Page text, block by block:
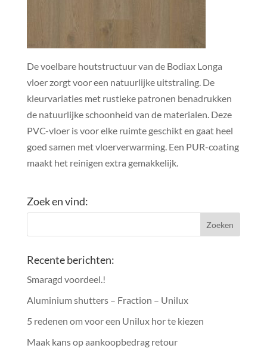
De voelbare houtstructuur van de Bodiax Longa
vloer zorgt voor een natuurlijke uitstraling. De
kleurvariaties met rustieke patronen benadrukken
de natuurlijke schoonheid van de materialen. Deze
PVC-vloer is voor elke ruimte geschikt en gaat heel
goed samen met vloerverwarming. Een PUR-coating
maakt het reinigen extra gemakkelijk.
Zoek en vind:
Recente berichten:
Smaragd voordeel.!
Aluminium shutters – Fraction – Unilux
5 redenen om voor een Unilux hor te kiezen
Maak kans op aankoopbedrag retour